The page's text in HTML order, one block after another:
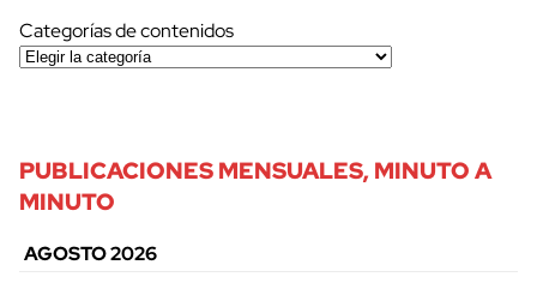
Categorías de contenidos
PUBLICACIONES MENSUALES, MINUTO A
MINUTO
AGOSTO 2026